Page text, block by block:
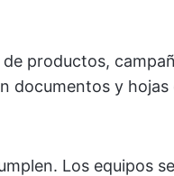
de productos,
documentos y
Los equipos